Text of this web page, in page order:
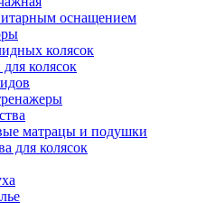
оснащением
колясок
колясок
матрацы и подушки
для колясок